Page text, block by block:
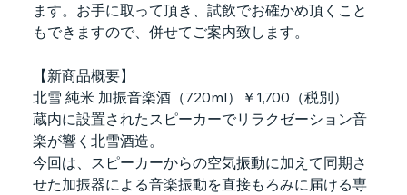
ます。お手に取って頂き、試飲でお確かめ頂くこと
もできますので、併せてご案内致します。
【新商品概要】
北雪 純米 加振音楽酒（720ml）￥1,700（税別）
蔵内に設置されたスピーカーでリラクゼーション音
楽が響く北雪酒造。
今回は、スピーカーからの空気振動に加えて同期さ
せた加振器による音楽振動を直接もろみに届ける専